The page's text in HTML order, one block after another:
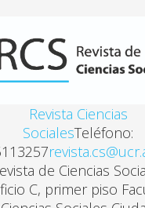
Revista Ciencias
SocialesTeléfono:
de Ciencias
C, primer piso